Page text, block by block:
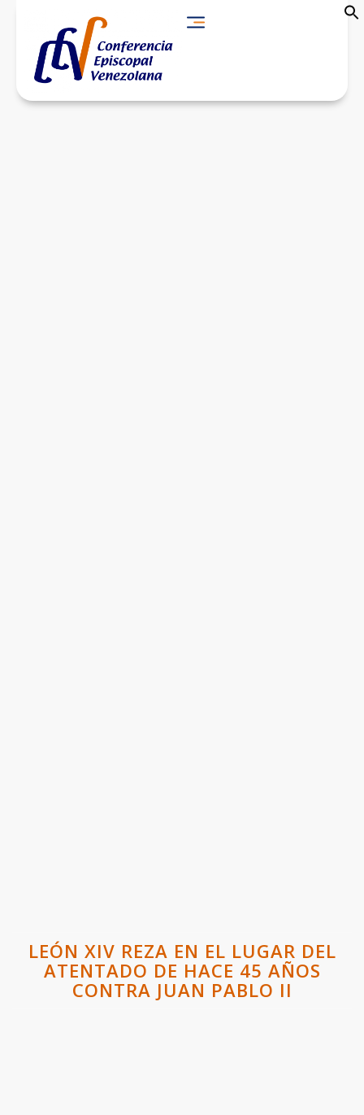
LEÓN XIV REZA EN EL LUGAR DEL
ATENTADO DE HACE 45 AÑOS
CONTRA JUAN PABLO II